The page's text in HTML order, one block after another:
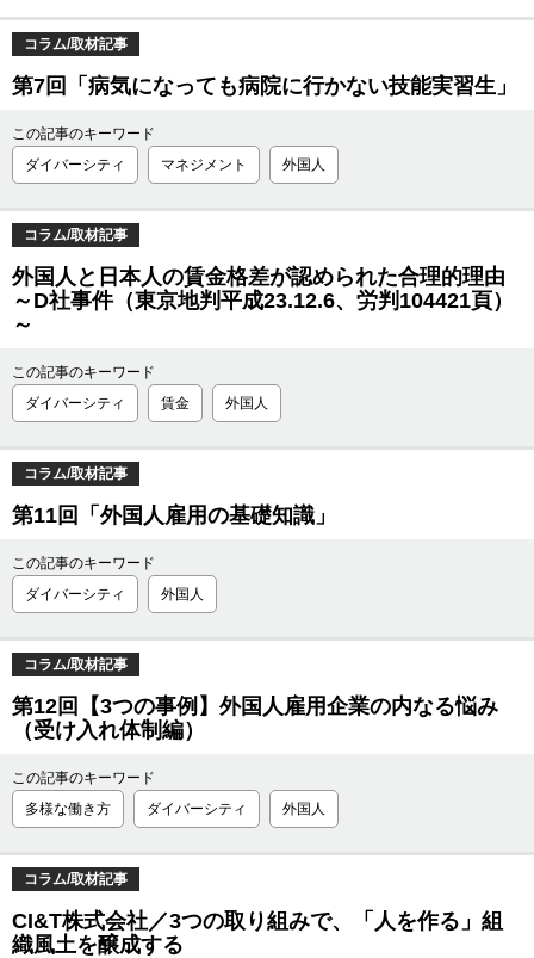
コラム/取材記事
第7回「病気になっても病院に行かない技能実習生」
この記事のキーワード
ダイバーシティ
マネジメント 外国人
コラム/取材記事
外国人と日本人の賃金格差が認められた合理的理由
～D社事件（東京地判平成23.12.6、労判104421頁）
～
この記事のキーワード
ダイバーシティ
賃金 外国人
コラム/取材記事
第11回「外国人雇用の基礎知識」
この記事のキーワード
ダイバーシティ
外国人
コラム/取材記事
第12回【3つの事例】外国人雇用企業の内なる悩み
（受け入れ体制編）
この記事のキーワード
多様な働き方
ダイバーシティ 外国人
コラム/取材記事
CI&T株式会社／3つの取り組みで、「人を作る」組
織風土を醸成する